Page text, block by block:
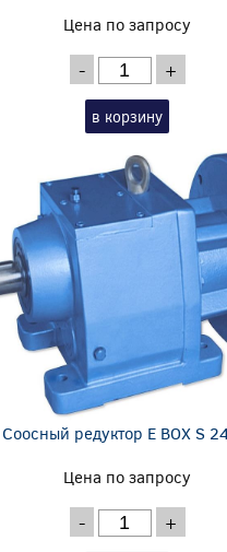
Цена по запросу
- +
в корзину
Соосный редуктор E BOX S
Цена по запросу
- +